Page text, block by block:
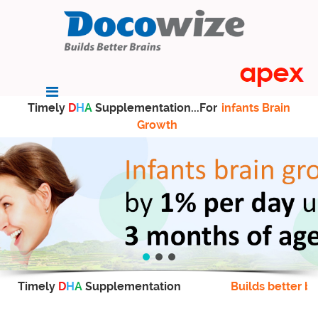
Timely DHA Supplementation...For infants Brain
Growth
Timely DHA Supplementation Builds better